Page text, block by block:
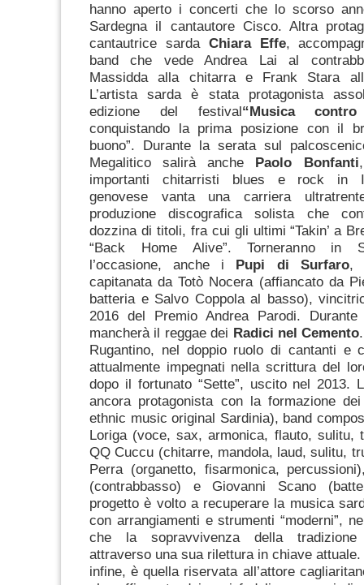
hanno aperto i concerti che lo scorso
Sardegna il cantautore Cisco. Altra
cantautrice sarda Chiara Effe,
band che vede Andrea Lai al
Massidda alla chitarra e Frank Stara
L’artista sarda è stata protagonista
edizione del festival“Musica
conquistando la prima posizione con il
buono”. Durante la serata sul
Megalitico salirà anche Paolo Bonfanti
importanti chitarristi blues e rock in
genovese vanta una carriera
produzione discografica solista che
dozzina di titoli, fra cui gli ultimi “Takin’ a
“Back Home Alive”. Torneranno in
l’occasione, anche i Pupi di Surfaro,
capitanata da Totò Nocera (affiancato da
batteria e Salvo Coppola al basso),
2016 del Premio Andrea Parodi.
mancherà il reggae dei Radici nel Cemento
Rugantino, nel doppio ruolo di cantanti e
attualmente impegnati nella scrittura del
dopo il fortunato “Sette”, uscito nel 2013.
ancora protagonista con la formazione
ethnic music original Sardinia), band
Loriga (voce, sax, armonica, flauto, sulitu,
QQ Cuccu (chitarre, mandola, laud, sulitu,
Perra (organetto, fisarmonica,
(contrabbasso) e Giovanni Scano
progetto è volto a recuperare la musica
con arrangiamenti e strumenti “moderni”,
che la sopravvivenza della
attraverso una sua rilettura in chiave
infine, è quella riservata all’attore